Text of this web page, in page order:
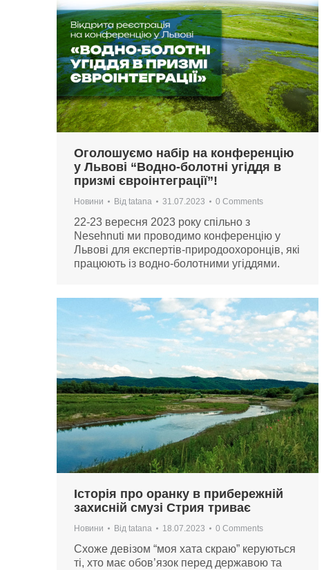
Оголошуємо набір на конференцію
у Львові “Водно-болотні угіддя в
призмі євроінтеграції”!
Новини Від tatana 31.07.2023 0 Comments
22-23 вересня 2023 року спільно з
Nesehnuti ми проводимо конференцію у
Львові для експертів-природоохоронців, які
працюють із водно-болотними угіддями.
Історія про оранку в прибережній
захисній смузі Стрия триває
Новини Від tatana 18.07.2023 0 Comments
Схоже девізом “моя хата скраю” керуються
ті, хто має обов’язок перед державою та